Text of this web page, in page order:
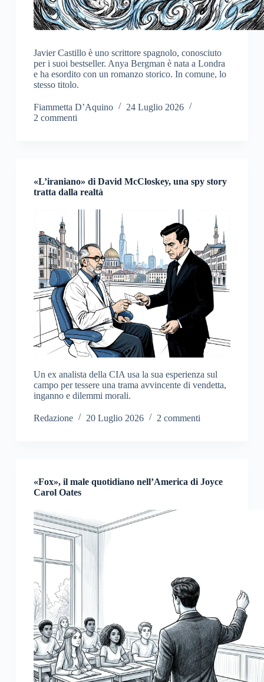
Javier Castillo è uno scrittore spagnolo, conosciuto
per i suoi bestseller. Anya Bergman è nata a Londra
e ha esordito con un romanzo storico. In comune, lo
stesso titolo.
Fiammetta D’Aquino
24 Luglio 2026
2 commenti
«L’iraniano» di David McCloskey, una spy story
tratta dalla realtà
Un ex analista della CIA usa la sua esperienza sul
campo per tessere una trama avvincente di vendetta,
inganno e dilemmi morali.
Redazione 20 Luglio 2026 2 commenti
«Fox», il male quotidiano nell’America di Joyce
Carol Oates